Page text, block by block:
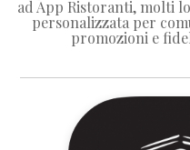
ad App Ristoranti, molti
personalizzata per
promozioni e